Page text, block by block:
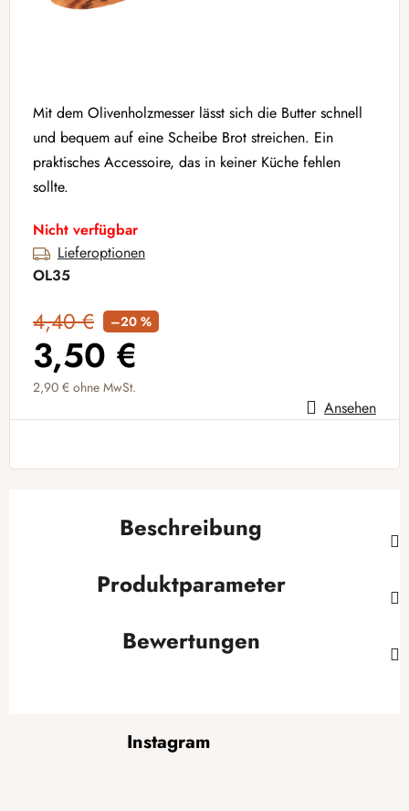
Mit dem Olivenholzmesser lässt sich die Butter schnell
und bequem auf eine Scheibe Brot streichen. Ein
praktisches Accessoire, das in keiner Küche fehlen
sollte.
Nicht verfügbar
Lieferoptionen
OL35
4,40 € –20 %
3,50 €
2,90 € ohne MwSt.
Verkaufspreis: Ansehen
Beschreibung
Produktparameter
Bewertungen
Instagram